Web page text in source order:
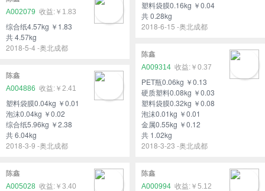
塑料袋膜0.16kg ￥0.04
共 0.28kg
2018-6-15 -奥北成都
A002079
￥1.83
综合纸4.57kg ￥1.83
共 4.57kg
2018-5-4 -奥北成都
陈鑫
A009314
￥0.37
PET瓶0.06kg ￥0.13
硬质塑料0.08kg ￥0.03
塑料袋膜0.32kg ￥0.08
泡沫0.01kg ￥0.01
金属0.55kg ￥0.12
共 1.02kg
2018-3-23 -奥北成都
陈鑫
A004886
￥2.41
塑料袋膜0.04kg ￥0.01
泡沫0.04kg ￥0.02
综合纸5.96kg ￥2.38
共 6.04kg
2018-3-9 -奥北成都
陈鑫
A005028
￥3.40
陈鑫
A000994
￥5.12